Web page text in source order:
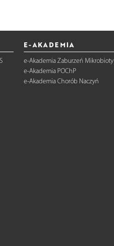
E-AKADEMIA
e-Akademia Zaburzeń Mikrobioty
e-Akademia POChP
e-Akademia Chorób Naczyń